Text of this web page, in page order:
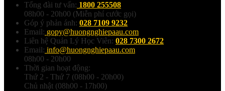
Tổng đài tư vấn: 1800 255508
08h00 - 20h00 (Miễn phí cước gọi)
Góp ý phản ánh: 028 7109 9232
Email: gopy@huongnghiepaau.com
Liên hệ Quản Lý Học Viên: 028 7300 2672
Email: info@huongnghiepaau.com
08h00 - 20h00
Thời gian hoạt động:
Thứ 2 - Thứ 7 (08h00 - 20h00)
Chủ nhật (08h00 - 17h00)